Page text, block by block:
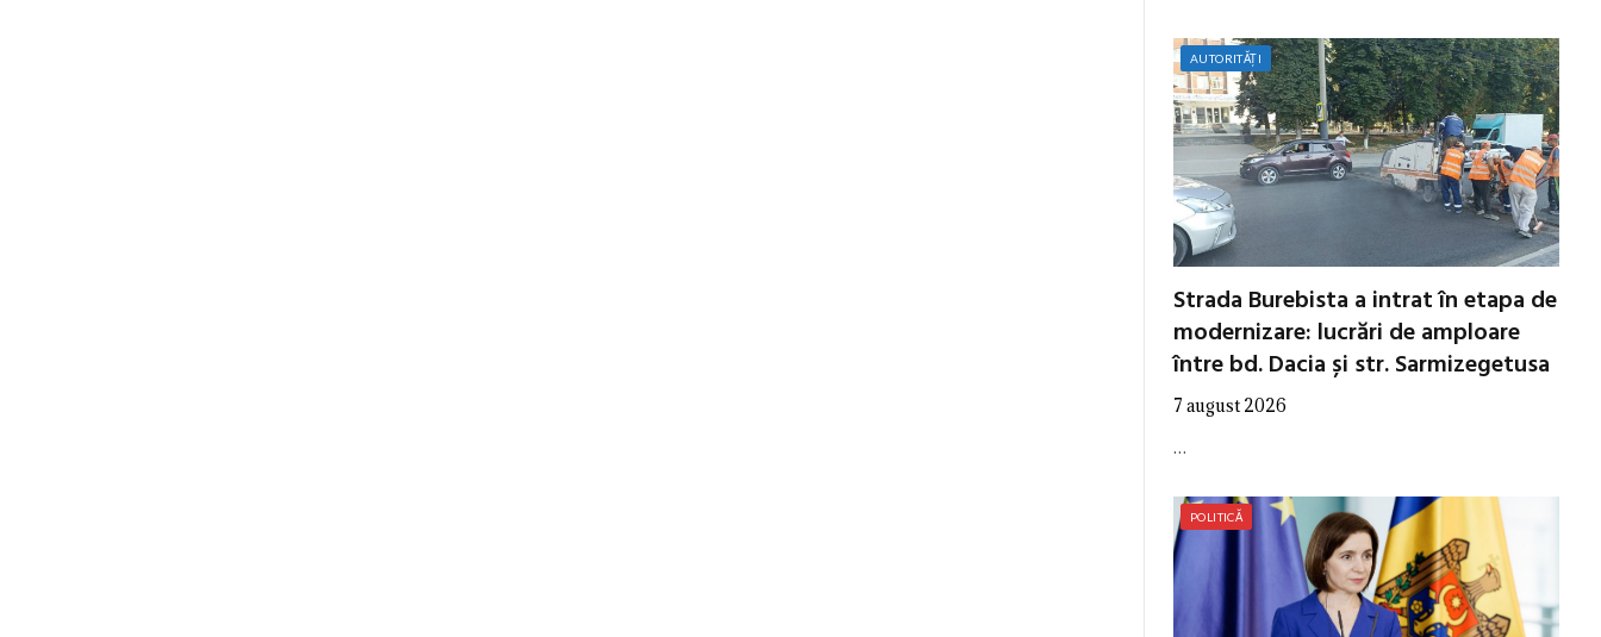
AUTORITĂȚI
Strada Burebista a intrat în etapa de
modernizare: lucrări de amploare
între bd. Dacia și str. Sarmizegetusa
7 august 2026
…
POLITICĂ